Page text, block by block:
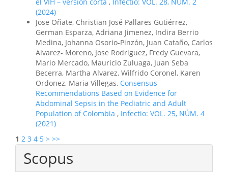
(2024)
Jose Oñate, Christian José Pallares Gutiérrez,
German Esparza, Adriana Jimenez, Indira Berrio
Medina, Johanna Osorio-Pinzón, Juan Cataño, Carlos
Alvarez- Moreno, Jose Rodriguez, Fredy Guevara,
Mario Mercado, Mauricio Zuluaga, Juan Seba
Becerra, Martha Alvarez, Wilfrido Coronel, Karen
Ordonez, Maria Villegas, Consensus
Recommendations Based on Evidence for
Abdominal Sepsis in the Pediatric and Adult
Population of Colombia , Infectio: VOL. 25, NÚM. 4
(2021)
1 2 3 4 5 > >>
Scopus